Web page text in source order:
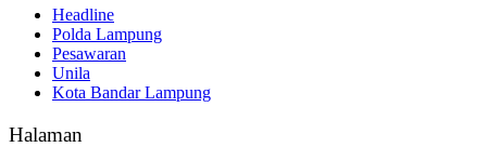
Headline
Polda Lampung
Pesawaran
Unila
Kota Bandar Lampung
Halaman